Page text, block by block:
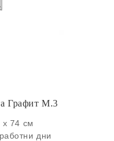
Графит M.3
х 74 см
дни